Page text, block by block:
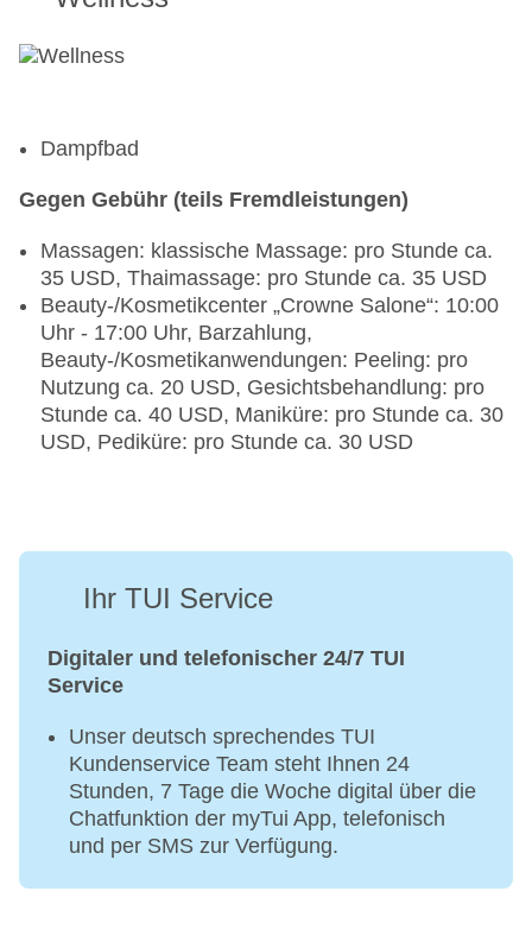
Dampfbad
Gegen Gebühr (teils Fremdleistungen)
Massagen: klassische Massage: pro Stunde ca.
35 USD, Thaimassage: pro Stunde ca. 35 USD
Beauty-/Kosmetikcenter „Crowne Salone“: 10:00
Uhr - 17:00 Uhr, Barzahlung,
Beauty-/Kosmetikanwendungen: Peeling: pro
Nutzung ca. 20 USD, Gesichtsbehandlung: pro
Stunde ca. 40 USD, Maniküre: pro Stunde ca. 30
USD, Pediküre: pro Stunde ca. 30 USD
Ihr TUI Service
Digitaler und telefonischer 24/7 TUI
Service
Unser deutsch sprechendes TUI
Kundenservice Team steht Ihnen 24
Stunden, 7 Tage die Woche digital über die
Chatfunktion der myTui App, telefonisch
und per SMS zur Verfügung.